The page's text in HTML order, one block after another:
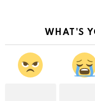
WHAT'S